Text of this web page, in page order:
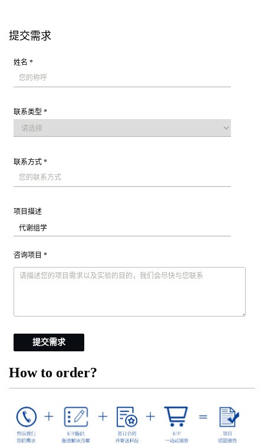
提交需求
姓名 *
联系类型 *
联系方式 *
项目描述
咨询项目 *
提交需求
How to order?